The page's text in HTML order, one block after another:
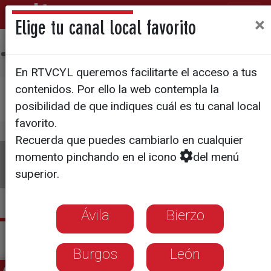
Pulsa aquí si deseas establecerLa 8 Zamora
como tu canal local
La 8 Programas Guía TV Directo
Actualidad La 8 Zamora
Elige tu canal local favorito ×
En RTVCYL queremos facilitarte el acceso a tus
contenidos. Por ello la web contempla la
posibilidad de que indiques cuál es tu canal local
favorito.
Recuerda que puedes cambiarlo en cualquier
momento pinchando en el icono
del menú
superior.
Ávila Bierzo
Burgos León